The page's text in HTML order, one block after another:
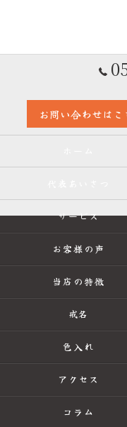
お問い合わせはこ
サービス
お客様の声
当店の特徴
戒名
色入れ
アクセス
コラム